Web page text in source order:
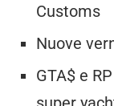
Customs
Nuove
GTA$ e